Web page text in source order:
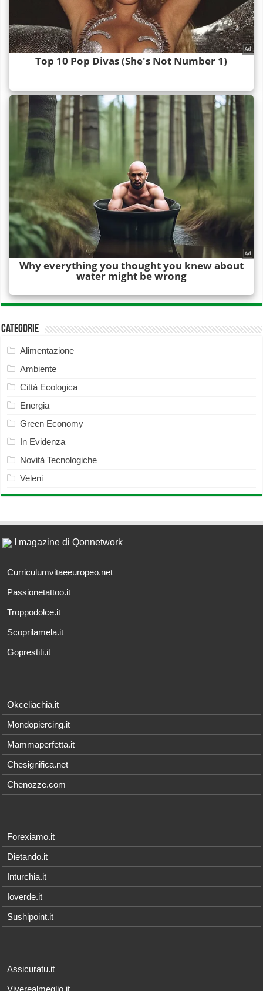
Categorie
Alimentazione
Ambiente
Città Ecologica
Energia
Green Economy
In Evidenza
Novità Tecnologiche
Veleni
I magazine di Qonnetwork
Curriculumvitaeeuropeo.net
Passionetattoo.it
Troppodolce.it
Scoprilamela.it
Goprestiti.it
Okceliachia.it
Mondopiercing.it
Mammaperfetta.it
Chesignifica.net
Chenozze.com
Forexiamo.it
Dietando.it
Inturchia.it
Ioverde.it
Sushipoint.it
Assicuratu.it